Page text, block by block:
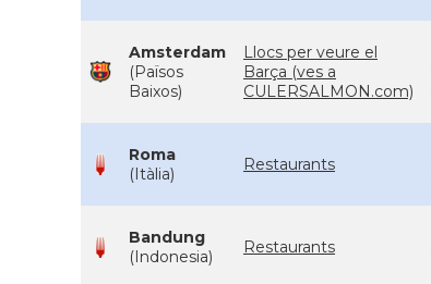
Amsterdam
(Països
Baixos)
Llocs per veure el
Barça (ves a
CULERSALMON.com)
Roma
(Itàlia)
Restaurants
Bandung
(Indonesia)
Restaurants